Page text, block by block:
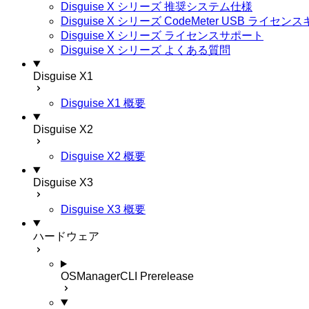
Disguise X シリーズ 推奨システム仕様
Disguise X シリーズ CodeMeter USB ライセンス
Disguise X シリーズ ライセンスサポート
Disguise X シリーズ よくある質問
Disguise X1
Disguise X1 概要
Disguise X2
Disguise X2 概要
Disguise X3
Disguise X3 概要
ハードウェア
OSManagerCLI Prerelease